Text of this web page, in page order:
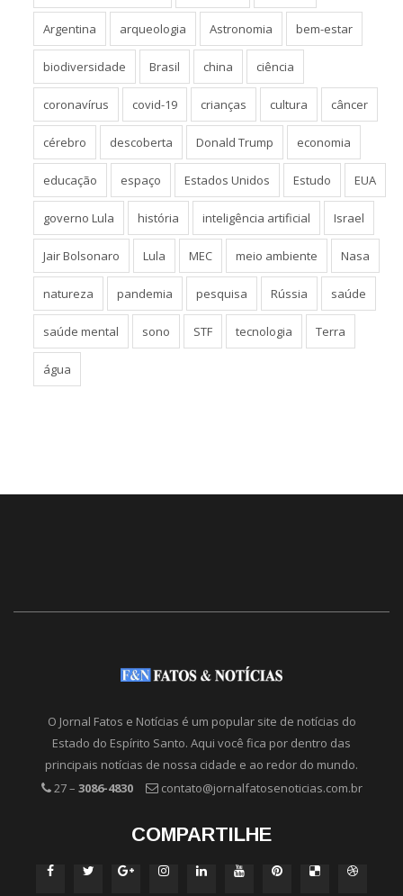
Argentina arqueologia Astronomia bem-estar
biodiversidade Brasil china ciência
coronavírus covid-19 crianças cultura câncer
cérebro descoberta Donald Trump economia
educação espaço Estados Unidos Estudo EUA
governo Lula história inteligência artificial Israel
Jair Bolsonaro Lula MEC meio ambiente Nasa
natureza pandemia pesquisa Rússia saúde
saúde mental sono STF tecnologia Terra
água
O Jornal Fatos e Notícias é um popular site de notícias do
Estado do Espírito Santo. Aqui você fica por dentro das
principais notícias de nossa cidade e ao redor do mundo.
27 – 3086-4830 contato@jornalfatosenoticias.com.br
COMPARTILHE